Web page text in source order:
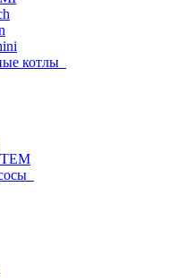
котлы